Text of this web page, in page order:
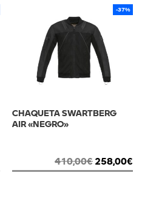
-37%
CHAQUETA SWARTBERG
AIR «NEGRO»
410,00€258,00€